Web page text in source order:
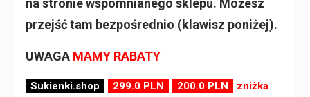
na stronie wspomnianego sklepu. Możesz
przejść tam bezpośrednio (klawisz poniżej).
UWAGA MAMY RABATY
Sukienki.shop 299.0 PLN 200.0 PLN
zniżka